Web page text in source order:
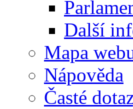
Další
Mapa
Nápověda
Časté